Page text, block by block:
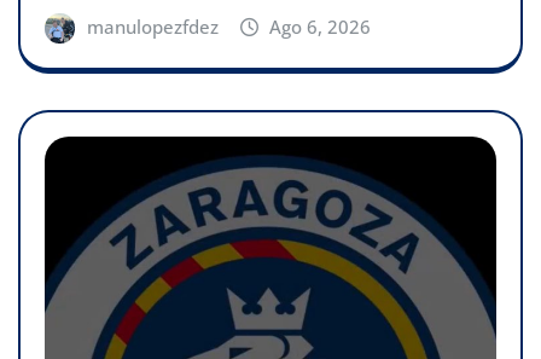
manulopezfdez Ago 6, 2026